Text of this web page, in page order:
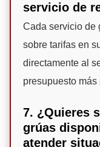
servicio de
Cada servicio de
sobre tarifas en
directamente al
presupuesto más
7. ¿Quieres
grúas
atender